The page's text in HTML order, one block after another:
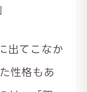
出てこなか
性格もあ